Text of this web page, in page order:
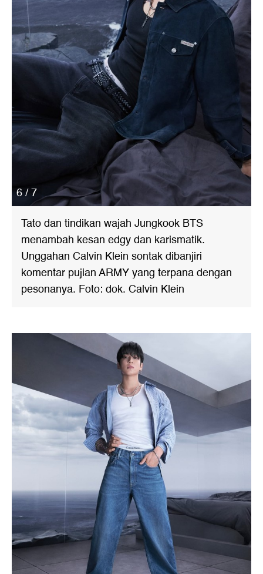
6 / 7
Tato dan tindikan wajah Jungkook BTS
menambah kesan edgy dan karismatik.
Unggahan Calvin Klein sontak dibanjiri
komentar pujian ARMY yang terpana dengan
pesonanya. Foto: dok. Calvin Klein